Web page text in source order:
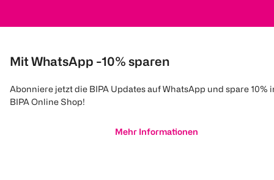
Mit WhatsApp -10% sparen
Abonniere jetzt die BIPA Updates auf WhatsApp und spare 10%
BIPA Online Shop!
Mehr Informationen